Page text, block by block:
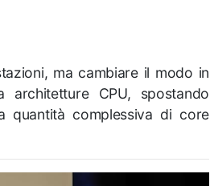
ma cambiare il modo in
CPU, spostando
quantità complessiva di core